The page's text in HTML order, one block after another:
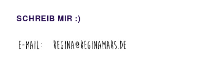
SCHREIB MIR :)